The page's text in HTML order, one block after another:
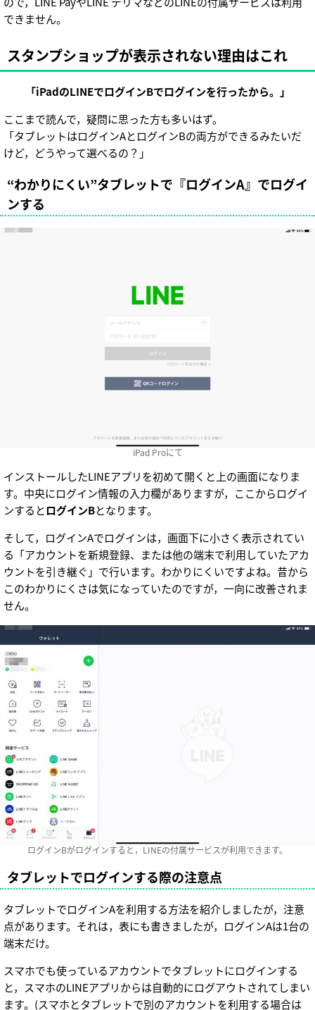
できません。
スタンプショップが表示されない理由はこれ
「iPadのLINEでログインBでログインを行ったから。」
ここまで読んで，疑問に思った方も多いはず。
「タブレットはログインAとログインBの両方ができるみたいだ
けど，どうやって選べるの？」
“わかりにくい”タブレットで『ログインA』でログイ
ンする
iPad Proにて
インストールしたLINEアプリを初めて開くと上の画面になりま
す。中央にログイン情報の入力欄がありますが，ここからログイ
ンするとログインBとなります。
そして，ログインAでログインは，画面下に小さく表示されてい
る「アカウントを新規登録、または他の端末で利用していたアカ
ウントを引き継ぐ」で行います。わかりにくいですよね。昔から
このわかりにくさは気になっていたのですが，一向に改善されま
せん。
ログインBがログインすると，LINEの付属サービスが利用できます。
タブレットでログインする際の注意点
タブレットでログインAを利用する方法を紹介しましたが，注意
点があります。それは，表にも書きましたが，ログインAは1台の
端末だけ。
スマホでも使っているアカウントでタブレットにログインする
と，スマホのLINEアプリからは自動的にログアウトされてしまい
ます。(スマホとタブレットで別のアカウントを利用する場合は